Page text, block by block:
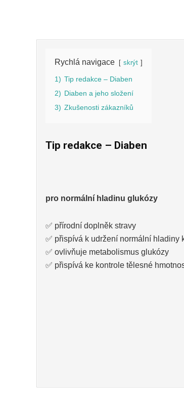
Rychlá navigace skrýt
1) Tip redakce – Diaben
2) Diaben a jeho složení
3) Zkušenosti zákazníků
Tip redakce – Diaben
pro normální hladinu glukózy
✅ přírodní doplněk stravy
✅ přispívá k udržení normální hladiny
✅ ovlivňuje metabolismus glukózy
✅ přispívá ke kontrole tělesné